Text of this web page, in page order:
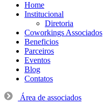
Home
Institucional
Diretoria
Coworkings Associados
Beneficios
Parceiros
Eventos
Blog
Contatos
Área de associados